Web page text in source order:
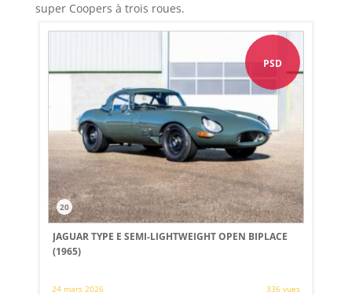
super Coopers à trois roues.
PSD
20
JAGUAR TYPE E SEMI-LIGHTWEIGHT OPEN BIPLACE
(1965)
24 mars 2026 336 vues